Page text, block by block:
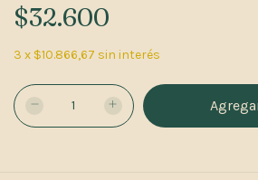
$32.600
3 x $10.866,67 sin interés